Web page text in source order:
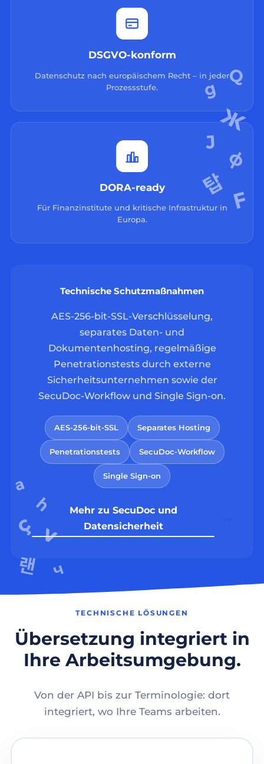
DSGVO-konform
Datenschutz nach europäischem Recht – in jeder
Prozessstufe.
DORA-ready
Für Finanzinstitute und kritische Infrastruktur in
Europa.
Technische Schutzmaßnahmen
AES-256-bit-SSL-Verschlüsselung,
separates Daten- und
Dokumentenhosting, regelmäßige
Penetrationstests durch externe
Sicherheitsunternehmen sowie der
SecuDoc-Workflow und Single Sign-on.
AES-256-bit-SSL Separates Hosting
Penetrationstests SecuDoc-Workflow
Single Sign-on
Mehr zu SecuDoc und
Datensicherheit
TECHNISCHE LÖSUNGEN
Übersetzung integriert in
Ihre Arbeitsumgebung.
Von der API bis zur Terminologie: dort
integriert, wo Ihre Teams arbeiten.